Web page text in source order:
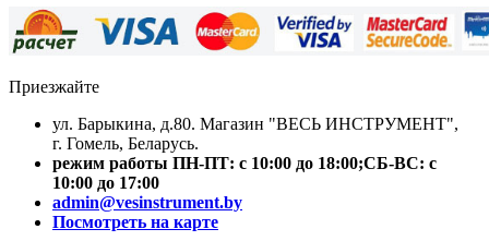
Приезжайте
ул. Барыкина, д.80. Магазин "ВЕСЬ ИНСТРУМЕНТ",
г. Гомель, Беларусь.
режим работы ПН-ПТ: с 10:00 до 18:00;СБ-ВС: с
10:00 до 17:00
admin@vesinstrument.by
Посмотреть на карте